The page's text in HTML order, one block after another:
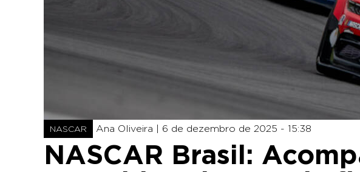
NASCAR Ana Oliveira | 6 de dezembro de 2025 - 15:38
NASCAR Brasil: